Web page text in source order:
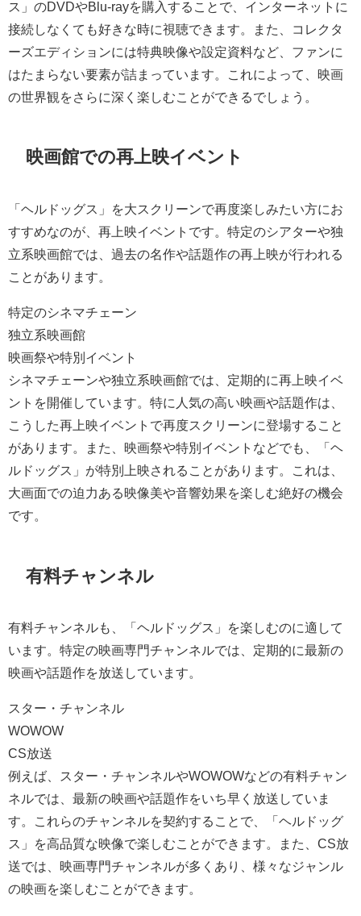
ス」のDVDやBlu-rayを購入することで、インターネットに
接続しなくても好きな時に視聴できます。また、コレクタ
ーズエディションには特典映像や設定資料など、ファンに
はたまらない要素が詰まっています。これによって、映画
の世界観をさらに深く楽しむことができるでしょう。
映画館での再上映イベント
「ヘルドッグス」を大スクリーンで再度楽しみたい方にお
すすめなのが、再上映イベントです。特定のシアターや独
立系映画館では、過去の名作や話題作の再上映が行われる
ことがあります。
特定のシネマチェーン
独立系映画館
映画祭や特別イベント
シネマチェーンや独立系映画館では、定期的に再上映イベ
ントを開催しています。特に人気の高い映画や話題作は、
こうした再上映イベントで再度スクリーンに登場すること
があります。また、映画祭や特別イベントなどでも、「ヘ
ルドッグス」が特別上映されることがあります。これは、
大画面での迫力ある映像美や音響効果を楽しむ絶好の機会
です。
有料チャンネル
有料チャンネルも、「ヘルドッグス」を楽しむのに適して
います。特定の映画専門チャンネルでは、定期的に最新の
映画や話題作を放送しています。
スター・チャンネル
WOWOW
CS放送
例えば、スター・チャンネルやWOWOWなどの有料チャン
ネルでは、最新の映画や話題作をいち早く放送していま
す。これらのチャンネルを契約することで、「ヘルドッグ
ス」を高品質な映像で楽しむことができます。また、CS放
送では、映画専門チャンネルが多くあり、様々なジャンル
の映画を楽しむことができます。